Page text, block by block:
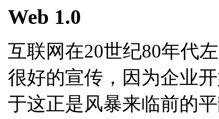
Web 1.0
互联网在20世纪80年代
很好的宣传，因为企业
于这正是风暴来临前的